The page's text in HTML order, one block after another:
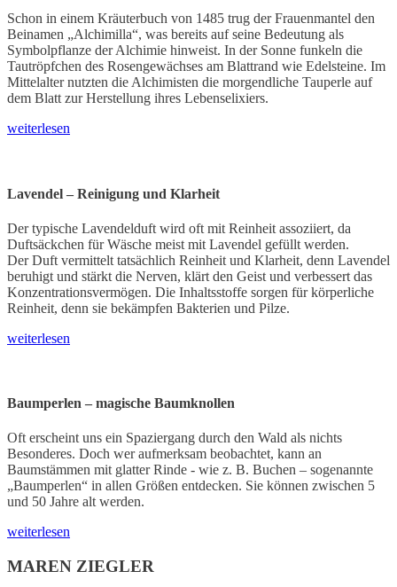
Schon in einem Kräuterbuch von 1485 trug der Frauenmantel den
Beinamen „Alchimilla“, was bereits auf seine Bedeutung als
Symbolpflanze der Alchimie hinweist. In der Sonne funkeln die
Tautröpfchen des Rosengewächses am Blattrand wie Edelsteine. Im
Mittelalter nutzten die Alchimisten die morgendliche Tauperle auf
dem Blatt zur Herstellung ihres Lebenselixiers.
weiterlesen
Lavendel – Reinigung und Klarheit
Der typische Lavendelduft wird oft mit Reinheit assoziiert, da
Duftsäckchen für Wäsche meist mit Lavendel gefüllt werden.
Der Duft vermittelt tatsächlich Reinheit und Klarheit, denn Lavendel
beruhigt und stärkt die Nerven, klärt den Geist und verbessert das
Konzentrationsvermögen. Die Inhaltsstoffe sorgen für körperliche
Reinheit, denn sie bekämpfen Bakterien und Pilze.
weiterlesen
Baumperlen – magische Baumknollen
Oft erscheint uns ein Spaziergang durch den Wald als nichts
Besonderes. Doch wer aufmerksam beobachtet, kann an
Baumstämmen mit glatter Rinde - wie z. B. Buchen – sogenannte
„Baumperlen“ in allen Größen entdecken. Sie können zwischen 5
und 50 Jahre alt werden.
weiterlesen
MAREN ZIEGLER